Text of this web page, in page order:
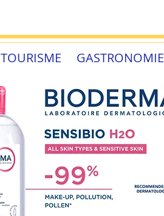
TOURISME GASTRONOMIE